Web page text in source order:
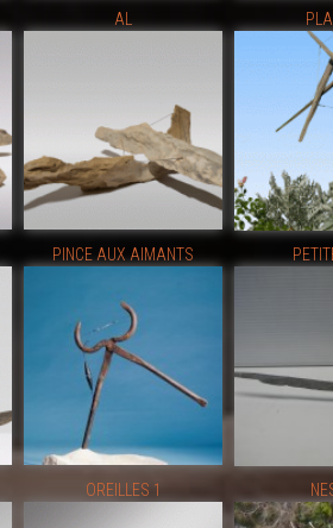
AL
PINCE AUX AIMANTS
OREILLES 1